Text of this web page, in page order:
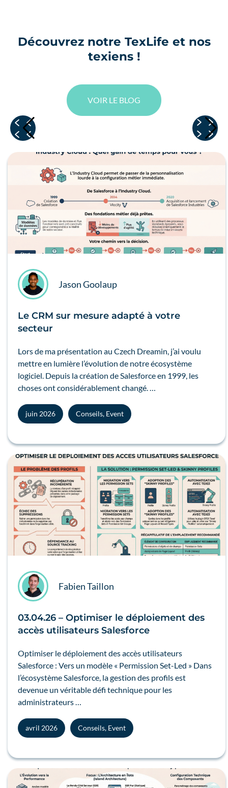
Découvrez notre TexLife et nos
texiens !
VOIR LE BLOG
Jason Goolaup
Le CRM sur mesure adapté à votre
secteur
Lors de ma présentation au Czech Dreamin, j’ai voulu
mettre en lumière l’évolution de notre écosystème
logiciel. Depuis la création de Salesforce en 1999, les
choses ont considérablement changé. …
juin 2026 Conseils, Event
Fabien Taillon
03.04.26 – Optimiser le déploiement des
accès utilisateurs Salesforce
Optimiser le déploiement des accès utilisateurs
Salesforce : Vers un modèle « Permission Set-Led » Dans
l’écosystème Salesforce, la gestion des profils est
devenue un véritable défi technique pour les
administrateurs …
avril 2026 Conseils, Event